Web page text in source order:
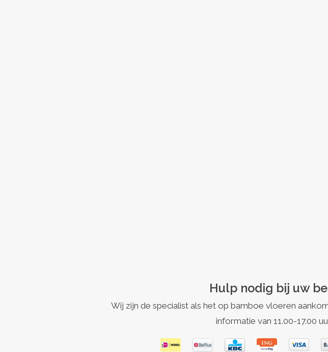
Hulp nodig bij uw
Wij zijn de specialist als het op bamboe vloeren
informatie van 11.00-17.00